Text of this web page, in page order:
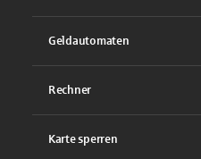
Geldautomaten
Rechner
Karte sperren